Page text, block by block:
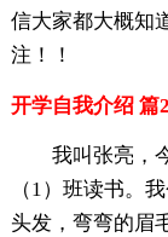
信大家都大概知
注！！
开学自我介绍 篇2
我叫张亮，
（1）班读书。
头发，弯弯的眉